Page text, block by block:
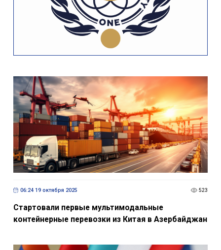
06:24 19 октября 2025 523
Стартовали первые мультимодальные
контейнерные перевозки из Китая в Азербайджан